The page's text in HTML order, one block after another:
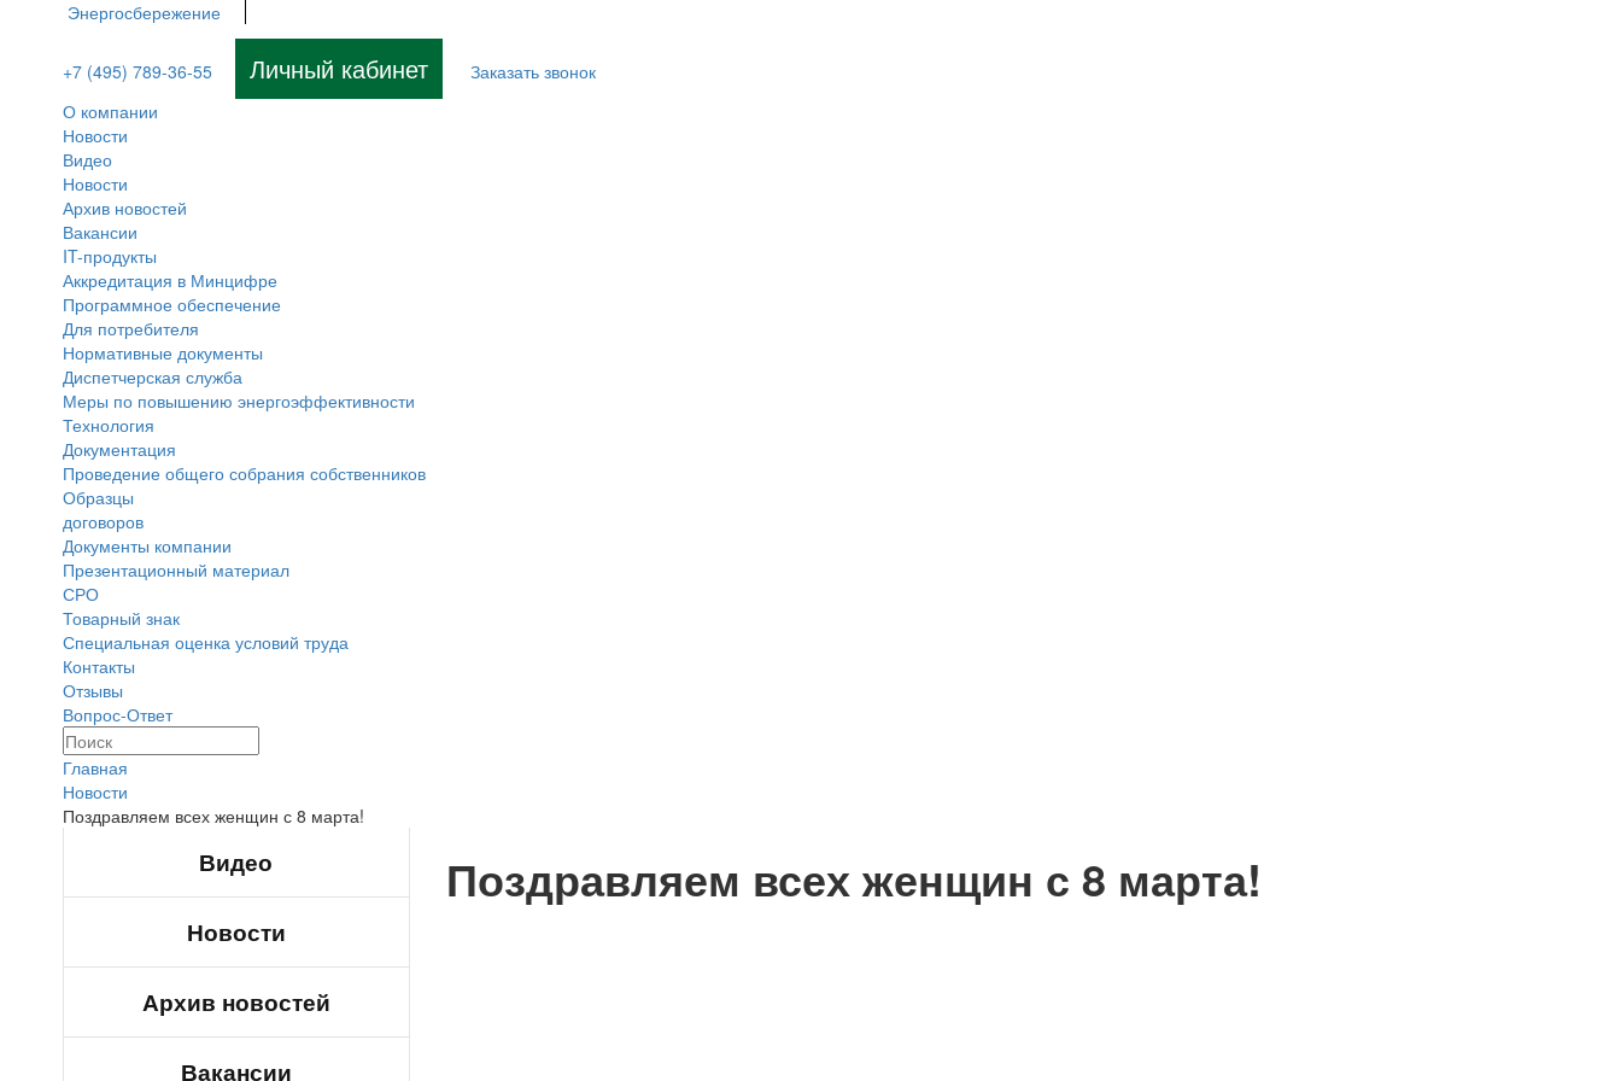
Энергосбережение
+7 (495) 789-36-55 Личный кабинет
Заказать звонок
О компании
Новости
Видео
Новости
Архив новостей
Вакансии
IT-продукты
Аккредитация в Минцифре
Программное обеспечение
Для потребителя
Нормативные документы
Диспетчерская служба
Меры по повышению энергоэффективности
Технология
Документация
Проведение общего собрания собственников
Образцы
договоров
Документы компании
Презентационный материал
СРО
Товарный знак
Специальная оценка условий труда
Контакты
Отзывы
Вопрос-Ответ
Главная
Новости
Поздравляем всех женщин с 8 марта!
Видео
Новости
Архив новостей
Вакансии
Поздравляем всех женщин с 8 марта!